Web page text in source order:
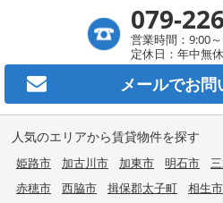
079-
営業時間：9:00
定休日：年中無
メールでお問
人気のエリアから賃貸物件を探す
姫路市 加古川市 加東市 明石市
赤穂市
西脇市 揖保郡太子町 相生市